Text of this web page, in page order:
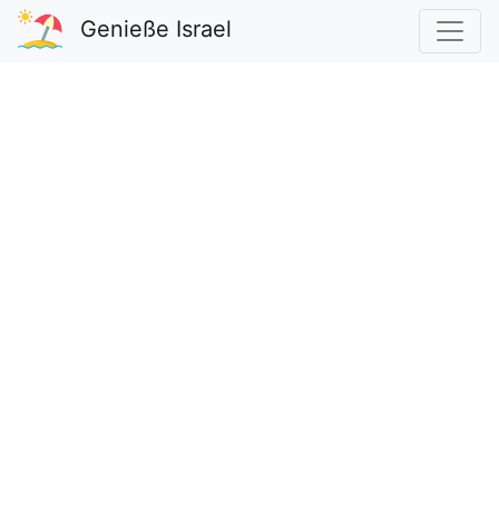
Genieße Israel